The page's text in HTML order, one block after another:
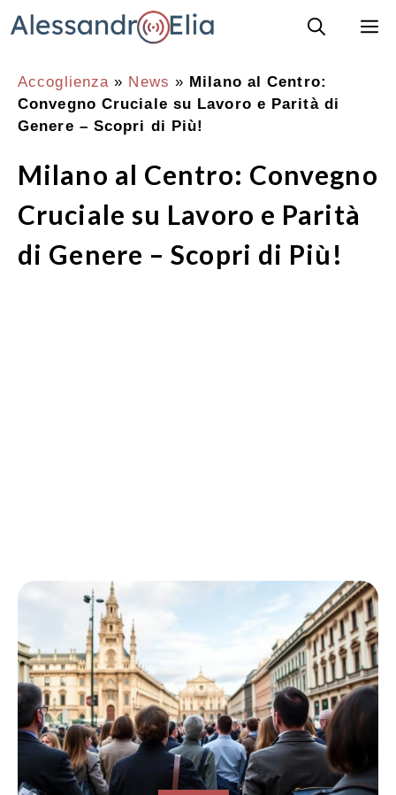
al
Accoglienza » News » Milano al Centro:
Convegno Cruciale su Lavoro e Parità di
Genere – Scopri di Più!
Milano al Centro: Convegno
Cruciale su Lavoro e Parità
di Genere – Scopri di Più!